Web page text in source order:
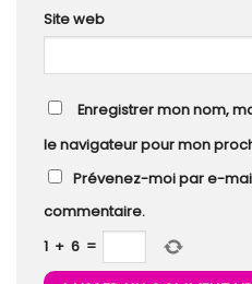
Site web
Enregistrer mon nom,
le navigateur pour mon
Prévenez-moi par e-
commentaire.
1 + 6 =